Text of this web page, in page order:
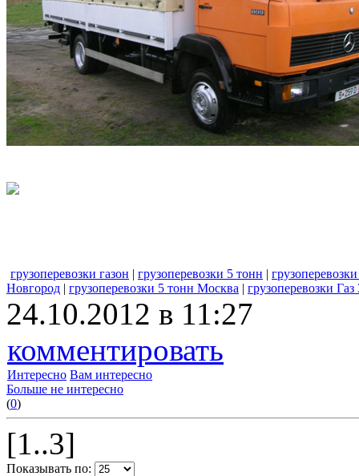
грузоперевозки газон | грузоперевозки 5 тонн |
Новгород | грузоперевозки 5 тонн Москва | грузоперевозки Газ
24.10.2012 в 11:27
комментировать
Интересно Вам интересно
Больше не интересно
(0)
[1..3]
Показывать по: